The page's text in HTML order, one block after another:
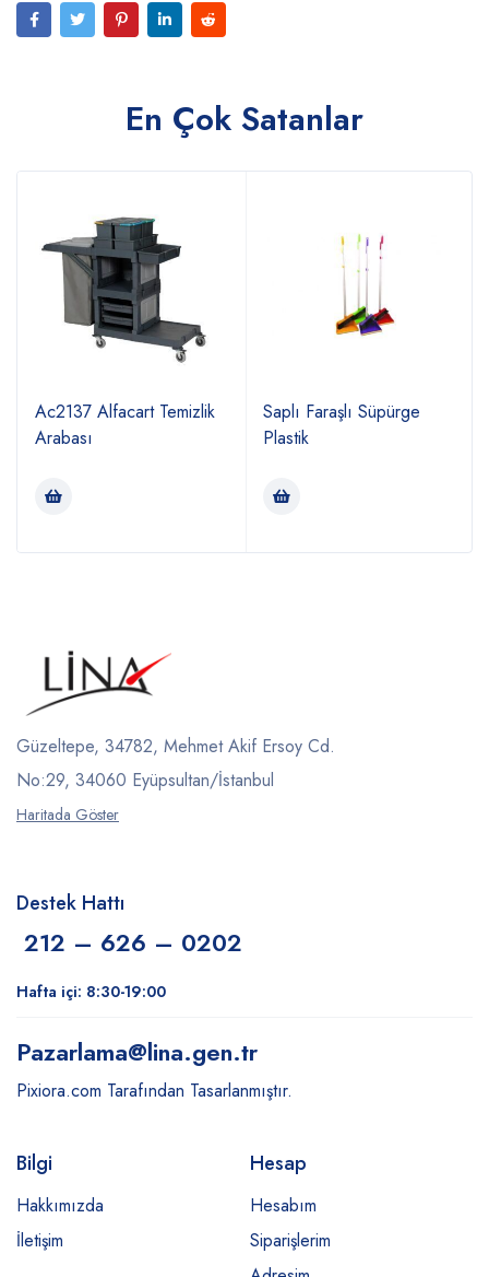
En Çok Satanlar
Ac2137 Alfacart Temizlik
Arabası
Saplı Faraşlı Süpürge
Plastik
Güzeltepe, 34782, Mehmet Akif Ersoy Cd.
No:29, 34060 Eyüpsultan/İstanbul
Haritada Göster
Destek Hattı
212 – 626 – 0202
Hafta içi: 8:30-19:00
Pazarlama@lina.gen.tr
Pixiora.com Tarafından Tasarlanmıştır.
Bilgi
Hakkımızda
İletişim
Hesap
Hesabım
Siparişlerim